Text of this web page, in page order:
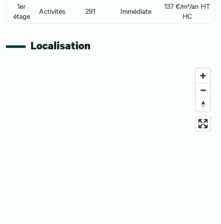
1er
étage
Activités 291 Immédiate
137 €/m²/an HT
HC
Localisation